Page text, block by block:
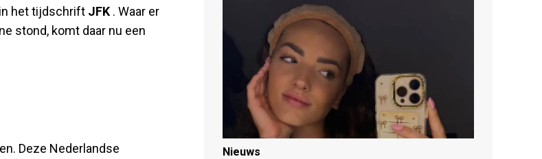
het tijdschrift JFK . Waar er
stond, komt daar nu een
Deze Nederlandse
Nieuws